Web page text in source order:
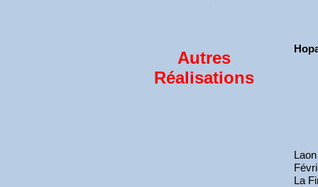
Autres
Réalisations
La